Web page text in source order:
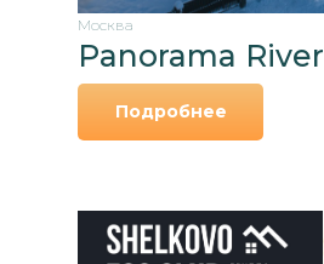
Panorama River
Подробнее
Москва